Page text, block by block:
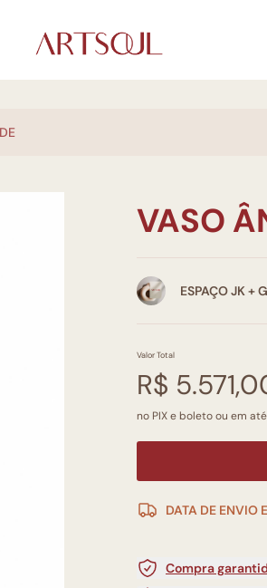
VASO
ESPAÇO JK +
Valor Total
R$
no PIX e boleto ou em até
DATA DE ENVIO
Compra